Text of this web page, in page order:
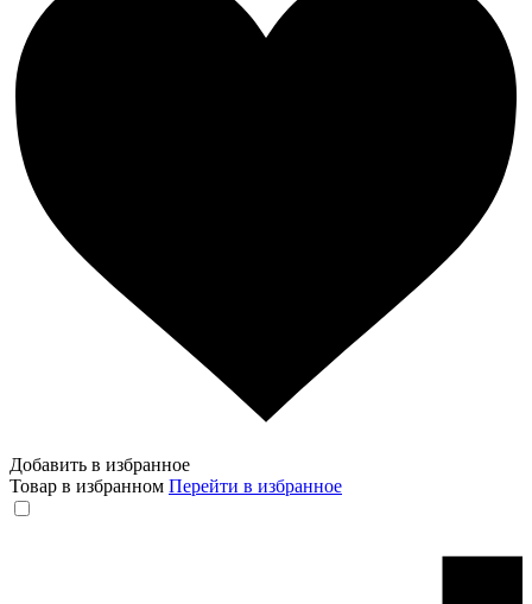
Добавить в избранное
Товар в избранном Перейти в избранное